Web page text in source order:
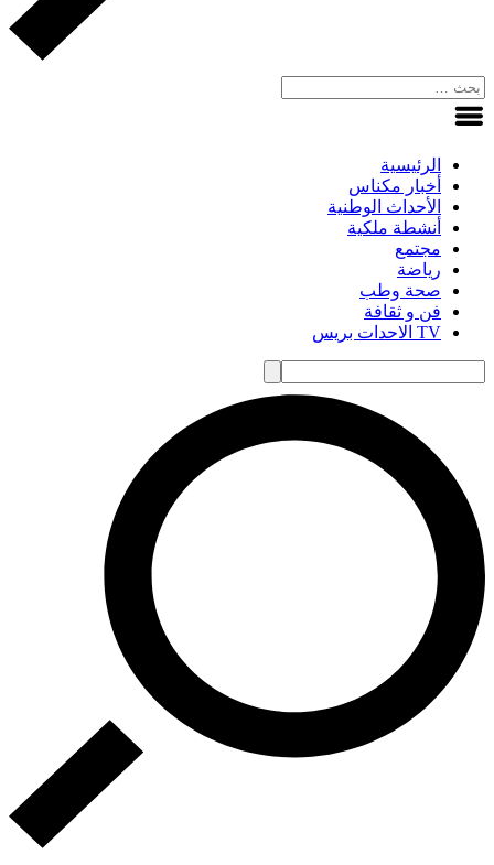
الرئيسية
أخبار مكناس
الأحداث الوطنية
أنشطة ملكية
مجتمع
رياضة
صحة وطب
فن و ثقافة
TV الاحدات بريس